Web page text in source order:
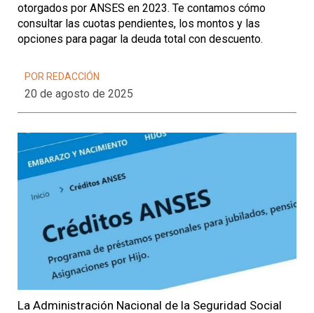
otorgados por ANSES en 2023. Te contamos cómo
consultar las cuotas pendientes, los montos y las
opciones para pagar la deuda total con descuento.
POR REDACCIÓN
20 de agosto de 2025
La Administración Nacional de la Seguridad Social